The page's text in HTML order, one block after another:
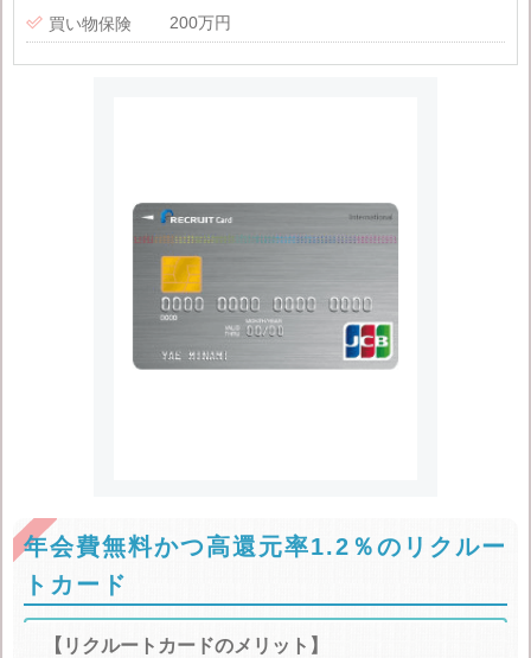
 買い物保険 200万円
年会費無料かつ高還元率1.2％のリクルー
トカード
【リクルートカードのメリット】